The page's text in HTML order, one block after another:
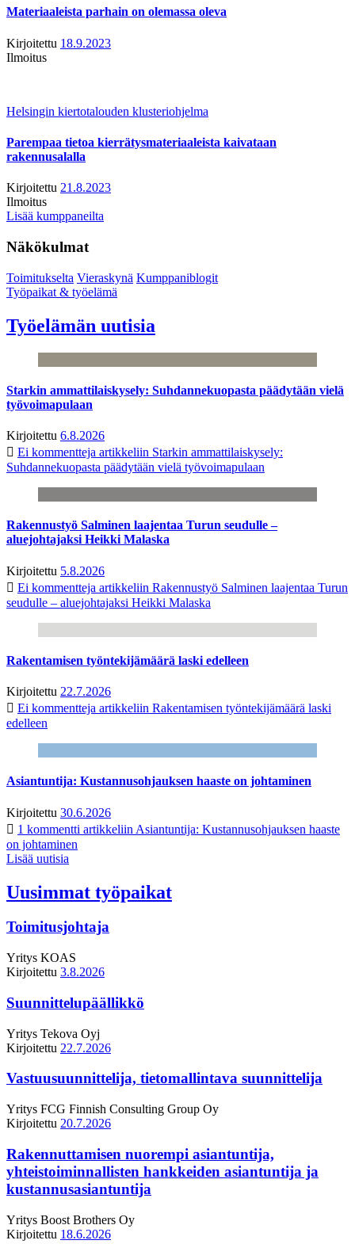
Materiaaleista parhain on olemassa oleva
Kirjoitettu 18.9.2023
Ilmoitus
Helsingin kiertotalouden klusteriohjelma
Parempaa tietoa kierrätysmateriaaleista kaivataan
rakennusalalla
Kirjoitettu 21.8.2023
Ilmoitus
Lisää kumppaneilta
Näkökulmat
Toimitukselta Vieraskynä Kumppaniblogit
Työpaikat & työelämä
Työelämän uutisia
Starkin ammattilaiskysely: Suhdannekuopasta päädytään vielä
työvoimapulaan
Kirjoitettu 6.8.2026
Ei kommentteja artikkeliin Starkin ammattilaiskysely:
Suhdannekuopasta päädytään vielä työvoimapulaan
Rakennustyö Salminen laajentaa Turun seudulle –
aluejohtajaksi Heikki Malaska
Kirjoitettu 5.8.2026
Ei kommentteja artikkeliin Rakennustyö Salminen laajentaa Turun
seudulle – aluejohtajaksi Heikki Malaska
Rakentamisen työntekijämäärä laski edelleen
Kirjoitettu 22.7.2026
Ei kommentteja artikkeliin Rakentamisen työntekijämäärä laski
edelleen
Asiantuntija: Kustannusohjauksen haaste on johtaminen
Kirjoitettu 30.6.2026
1 kommentti artikkeliin Asiantuntija: Kustannusohjauksen haaste
on johtaminen
Lisää uutisia
Uusimmat työpaikat
Toimitusjohtaja
Yritys KOAS
Kirjoitettu 3.8.2026
Suunnittelupäällikkö
Yritys Tekova Oyj
Kirjoitettu 22.7.2026
Vastuusuunnittelija, tietomallintava suunnittelija
Yritys FCG Finnish Consulting Group Oy
Kirjoitettu 20.7.2026
Rakennuttamisen nuorempi asiantuntija,
yhteistoiminnallisten hankkeiden asiantuntija ja
kustannusasiantuntija
Yritys Boost Brothers Oy
Kirjoitettu 18.6.2026